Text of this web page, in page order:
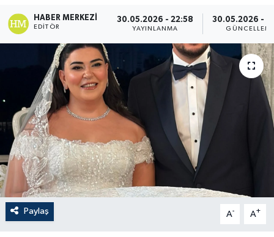
HABER MERKEZI
EDITÖR
30.05.2026 - 22:58
YAYINLANMA
30.05.2026 -
Paylaş A- A+